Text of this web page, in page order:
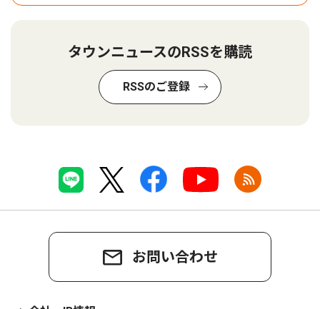
タウンニュースのRSSを購読
RSSのご登録
お問い合わせ